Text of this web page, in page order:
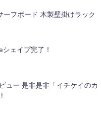
フボード 木製壁掛けラック
ェイプ完了！
ュー 是非是非「イチケイのカ